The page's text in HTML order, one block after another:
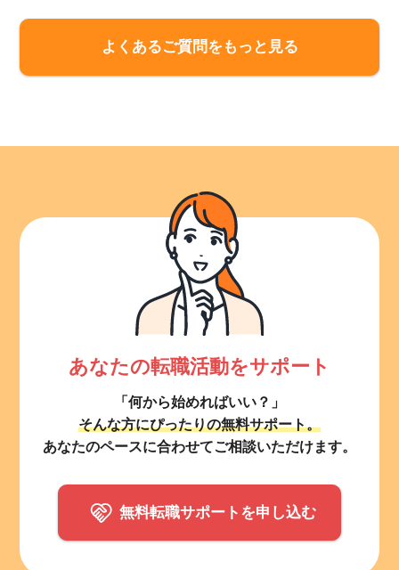
よくあるご質問をもっと見る
あなたの転職活動をサポート
「何から始めればいい？」
そんな方にぴったりの無料サポート。
あなたのペースに合わせてご相談いただけます。
無料転職サポートを申し込む